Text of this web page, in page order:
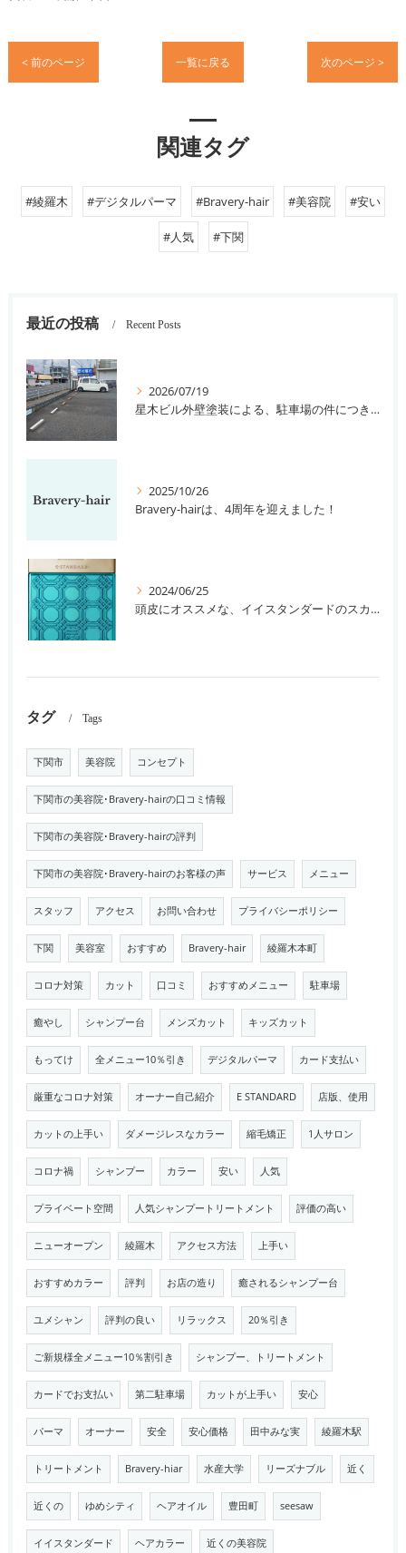
< 前のページ 一覧に戻る 次のページ >
関連タグ
#綾羅木 #デジタルパーマ #Bravery-hair #美容院 #安い
#人気 #下関
最近の投稿 Recent Posts
2026/07/19
星木ビル外壁塗装による、駐車場の件につきまして。
2025/10/26
Bravery-hairは、4周年を迎えました！
2024/06/25
頭皮にオススメな、イイスタンダードのスカルプ系シャンプー＆トリートメントです！
タグ Tags
下関市 美容院 コンセプト
下関市の美容院･Bravery-hairの口コミ情報
下関市の美容院･Bravery-hairの評判
下関市の美容院･Bravery-hairのお客様の声 サービス メニュー
スタッフ アクセス お問い合わせ プライバシーポリシー
下関 美容室 おすすめ Bravery-hair 綾羅木本町
コロナ対策 カット 口コミ おすすめメニュー 駐車場
癒やし シャンプー台 メンズカット キッズカット
もってけ 全メニュー10％引き デジタルパーマ カード支払い
厳重なコロナ対策 オーナー自己紹介 E STANDARD 店版、使用
カットの上手い ダメージレスなカラー 縮毛矯正 1人サロン
コロナ禍 シャンプー カラー 安い 人気
プライベート空間 人気シャンプートリートメント 評価の高い
ニューオープン 綾羅木 アクセス方法 上手い
おすすめカラー 評判 お店の造り 癒されるシャンプー台
ユメシャン 評判の良い リラックス 20％引き
ご新規様全メニュー10％割引き シャンプー、トリートメント
カードでお支払い 第二駐車場 カットが上手い 安心
パーマ オーナー 安全 安心価格 田中みな実 綾羅木駅
トリートメント Bravery-hiar 水産大学 リーズナブル 近く
近くの ゆめシティ ヘアオイル 豊田町 seesaw
イイスタンダード ヘアカラー 近くの美容院